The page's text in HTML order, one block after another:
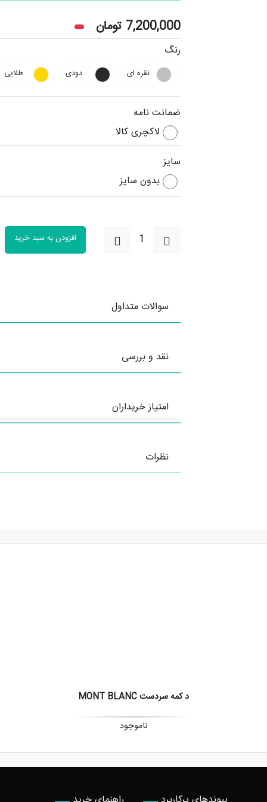
7,200,000 تومان
رنگ
نقره ای دودی طلایی
ضمانت نامه
لاکچری کالا
سایز
بدون سایز
افزودن به سبد خرید
سوالات متداول
نقد و بررسی
امتیاز خریداران
نظرات
د کمه سردست MONT BLANC
ناموجود